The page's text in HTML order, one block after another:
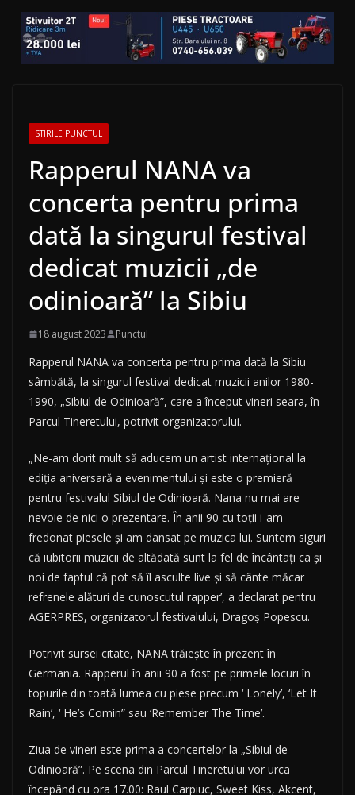
STIRILE PUNCTUL
Rapperul NANA va
concerta pentru prima
dată la singurul festival
dedicat muzicii „de
odinioară” la Sibiu
18 august 2023 Punctul
Rapperul NANA va concerta pentru prima dată la Sibiu
sâmbătă, la singurul festival dedicat muzicii anilor 1980-
1990, „Sibiul de Odinioară”, care a început vineri seara, în
Parcul Tineretului, potrivit organizatorului.
„Ne-am dorit mult să aducem un artist internaţional la
ediţia aniversară a evenimentului şi este o premieră
pentru festivalul Sibiul de Odinioară. Nana nu mai are
nevoie de nici o prezentare. În anii 90 cu toţii i-am
fredonat piesele şi am dansat pe muzica lui. Suntem siguri
că iubitorii muzicii de altădată sunt la fel de încântaţi ca şi
noi de faptul că pot să îl asculte live şi să cânte măcar
refrenele alături de cunoscutul rapper’, a declarat pentru
AGERPRES, organizatorul festivalului, Dragoş Popescu.
Potrivit sursei citate, NANA trăieşte în prezent în
Germania. Rapperul în anii 90 a fost pe primele locuri în
topurile din toată lumea cu piese precum ‘ Lonely’, ‘Let It
Rain’, ‘ He’s Comin” sau ‘Remember The Time’.
Ziua de vineri este prima a concertelor la „Sibiul de
Odinioară”. Pe scena din Parcul Tineretului vor urca
începând cu ora 17.00: Raul Carpiuc, Sweet Kiss, Akcent,